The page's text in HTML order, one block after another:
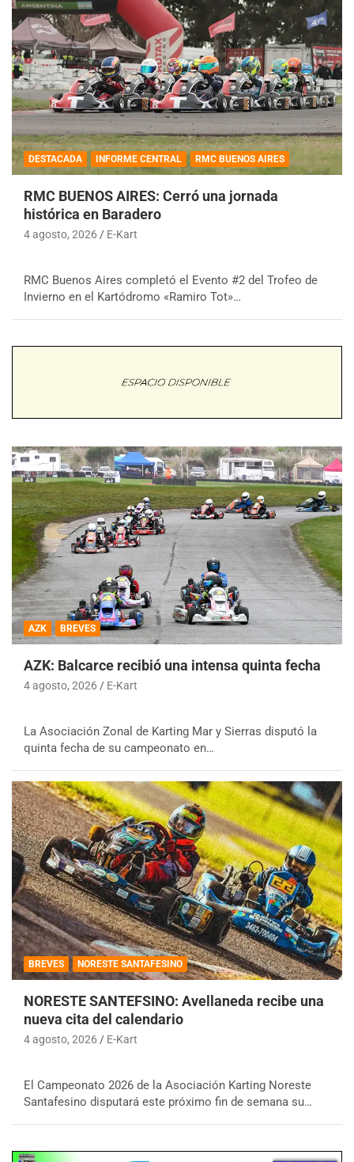
DESTACADA INFORME CENTRAL RMC BUENOS AIRES
RMC BUENOS AIRES: Cerró una jornada
histórica en Baradero
4 agosto, 2026 E-Kart
RMC Buenos Aires completó el Evento #2 del Trofeo de
Invierno en el Kartódromo «Ramiro Tot»…
AZK BREVES
AZK: Balcarce recibió una intensa quinta fecha
4 agosto, 2026 E-Kart
La Asociación Zonal de Karting Mar y Sierras disputó la
quinta fecha de su campeonato en…
BREVES NORESTE SANTAFESINO
NORESTE SANTEFSINO: Avellaneda recibe una
nueva cita del calendario
4 agosto, 2026 E-Kart
El Campeonato 2026 de la Asociación Karting Noreste
Santafesino disputará este próximo fin de semana su…